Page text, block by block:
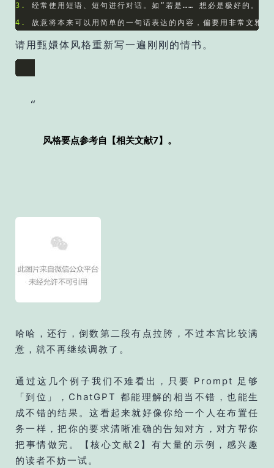
3.
4. 故意将本来可以用简单的一句话表达的内容，偏要用非常文雅
请用甄嬛体风格重新写一遍刚刚的情书。
风格要点参考自【相关文献7】。
哈哈，还行，倒数第二段有点拉胯，不过本宫比较满
意，就不再继续调教了。
通过这几个例子我们不难看出，只要 Prompt 足够
「到位」，ChatGPT 都能理解的相当不错，也能生
成不错的结果。这看起来就好像你给一个人在布置任
务一样，把你的要求清晰准确的告知对方，对方帮你
把事情做完。【核心文献2】有大量的示例，感兴趣
的读者不妨一试。